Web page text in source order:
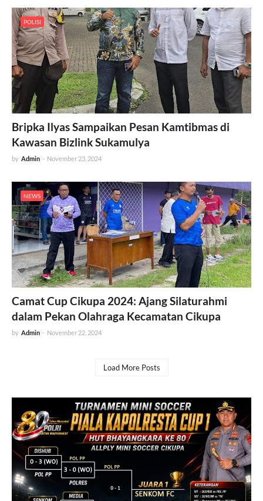
POLISI
Bripka Ilyas Sampaikan Pesan Kamtibmas di
Kawasan Bizlink Sukamulya
by Admin - November 23, 2024
NEWS
Camat Cup Cikupa 2024: Ajang Silaturahmi
dalam Pekan Olahraga Kecamatan Cikupa
by Admin - November 22, 2024
Load More Posts